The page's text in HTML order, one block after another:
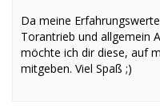
Da meine
Torantrieb und allgemein
möchte ich dir diese, auf
mitgeben. Viel Spaß ;)